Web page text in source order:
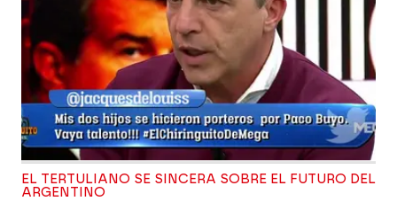
EL TERTULIANO SE SINCERA SOBRE EL FUTURO DEL
ARGENTINO